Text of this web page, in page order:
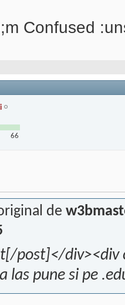
Confused
66
de
post]</div><div
las pune si pe